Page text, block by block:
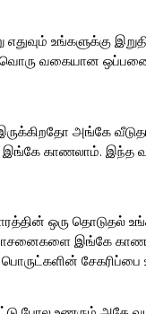
எதுவும் உங்களுக்கு
வகையான
அங்கே
காணலாம். இந்த
ஒரு தொடுதல்
இங்கே